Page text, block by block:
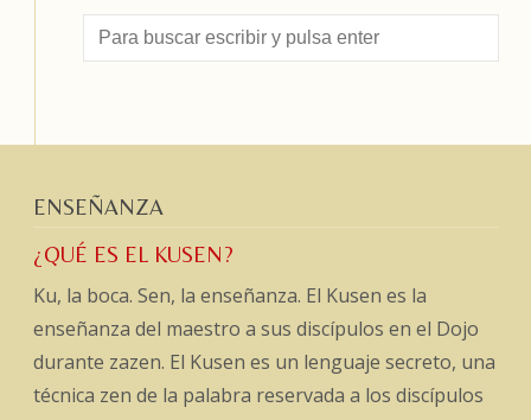
ENSEÑANZA
¿QUÉ ES EL KUSEN?
Ku, la boca. Sen, la enseñanza. El Kusen es la
enseñanza del maestro a sus discípulos en el Dojo
durante zazen. El Kusen es un lenguaje secreto, una
técnica zen de la palabra reservada a los discípulos